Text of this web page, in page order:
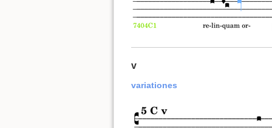
v
variationes